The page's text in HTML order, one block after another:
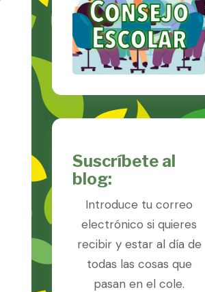
Suscríbete al
blog:
Introduce tu correo
electrónico si quieres
recibir y estar al día de
todas las cosas que
pasan en el cole.